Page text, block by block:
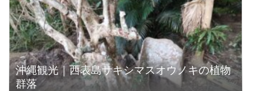
沖縄観光｜西表島サキシマスオウノキの植物
群落